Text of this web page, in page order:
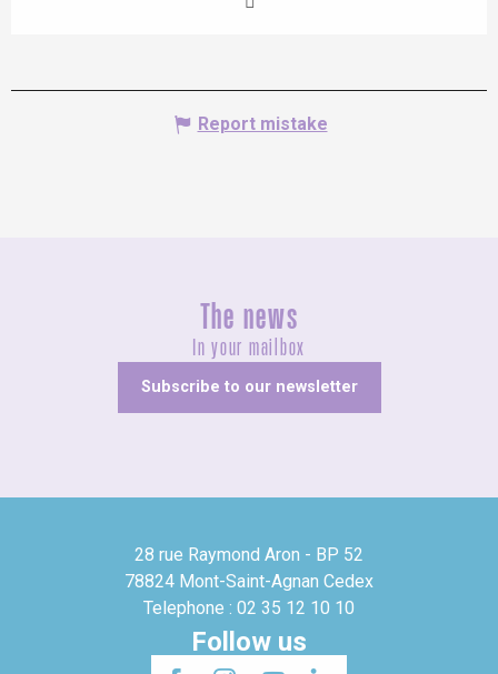
Report mistake
The news
In your mailbox
Subscribe to our newsletter
28 rue Raymond Aron - BP 52
78824 Mont-Saint-Agnan Cedex
Telephone : 02 35 12 10 10
Follow us